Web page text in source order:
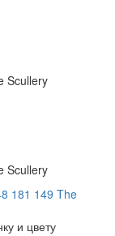
Scullery
Scullery
и цвету